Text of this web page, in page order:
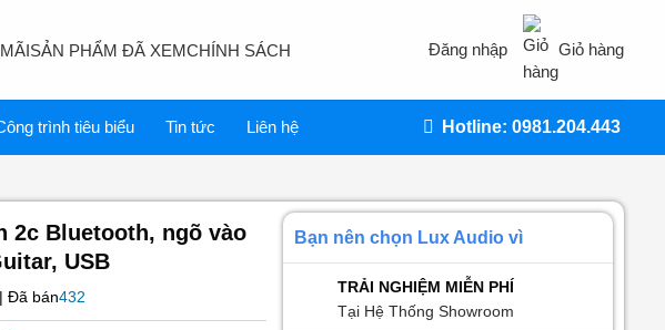
SẢN PHẨM ĐÃ XEMCHÍNH SÁCH Đăng nhập Giỏ hàng
trình tiêu biểu Tin tức Liên hệ Hotline: 0981.204.443
2c Bluetooth, ngõ vào
USB
Đã bán432
Bạn nên chọn Lux Audio vì
TRẢI NGHIỆM MIỄN PHÍ
Tại Hệ Thống Showroom